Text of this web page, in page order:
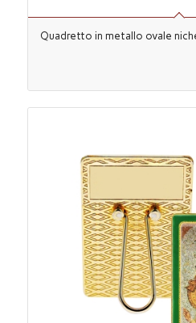
Quadretto in metallo ovale